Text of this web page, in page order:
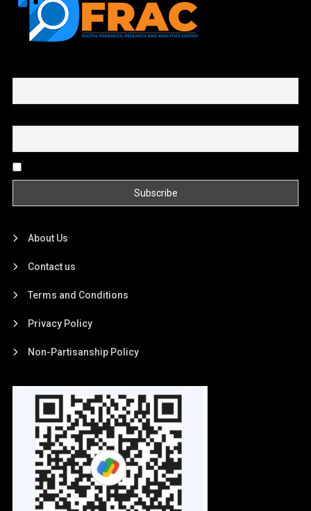
About Us
Contact us
Terms and Conditions
Privacy Policy
Non-Partisanship Policy